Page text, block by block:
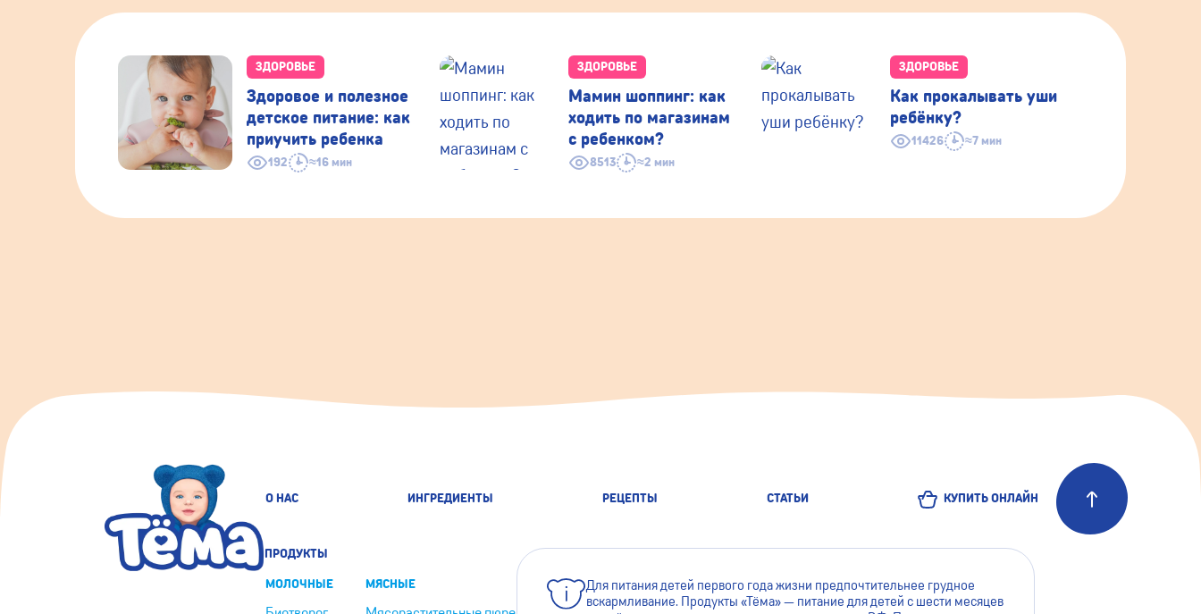
ЗДОРОВЬЕ
192 ≈16 мин
Здоровое и полезное
детское питание: как
приучить ребенка
ЗДОРОВЬЕ
8513 ≈2 мин
Мамин шоппинг: как
ходить по магазинам
с ребенком?
ЗДОРОВЬЕ
11426 ≈7 мин
Как прокалывать уши
ребёнку?
О НАС ИНГРЕДИЕНТЫ РЕЦЕПТЫ СТАТЬИ КУПИТЬ ОНЛАЙН
ПРОДУКТЫ
МОЛОЧНЫЕ
МЯСНЫЕ
Для питания детей первого года жизни предпочтительнее грудное
вскармливание. Продукты «Тёма» — питание для детей с шести месяцев